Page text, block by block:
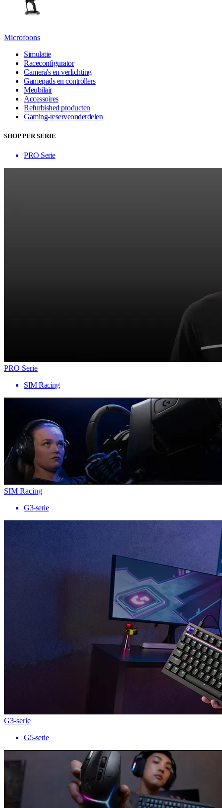
Microfoons
Simulatie
Raceconfigurator
Camera's en verlichting
Gamepads en controllers
Meubilair
Accessoires
Refurbished producten
Gaming-reserveonderdelen
SHOP PER SERIE
PRO Serie
PRO Serie
SIM Racing
SIM Racing
G3-serie
G3-serie
G5-serie